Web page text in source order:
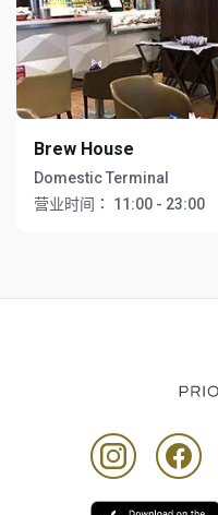
Brew House
Domestic Terminal
营业时间：
11:00 - 23:00